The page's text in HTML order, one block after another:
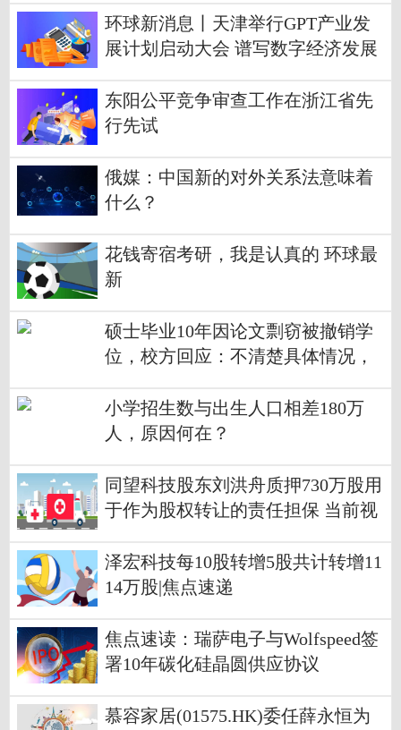
环球新消息丨天津举行GPT产业发
展计划启动大会 谱写数字经济发展
东阳公平竞争审查工作在浙江省先
行先试
俄媒：中国新的对外关系法意味着
什么？
花钱寄宿考研，我是认真的 环球最
新
硕士毕业10年因论文剽窃被撤销学
位，校方回应：不清楚具体情况，
小学招生数与出生人口相差180万
人，原因何在？
同望科技股东刘洪舟质押730万股用
于作为股权转让的责任担保 当前视
泽宏科技每10股转增5股共计转增11
14万股|焦点速递
焦点速读：瑞萨电子与Wolfspeed签
署10年碳化硅晶圆供应协议
慕容家居(01575.HK)委任薛永恒为